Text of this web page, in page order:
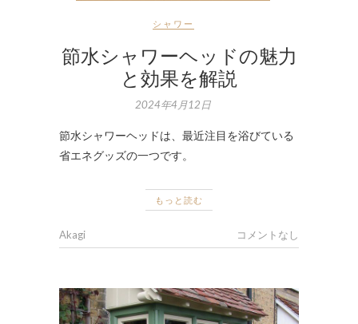
シャワー
節水シャワーヘッドの魅力
と効果を解説
2024年4月12日
節水シャワーヘッドは、最近注目を浴びている
省エネグッズの一つです。
もっと読む
Akagi コメントなし